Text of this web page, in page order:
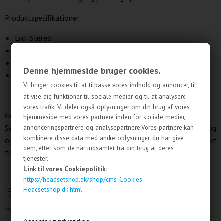
Denne hjemmeside bruger cookies.
Vi bruger cookies til at tilpasse vores indhold og annoncer, til
at vise dig funktioner til sociale medier og til at analysere
vores trafik. Vi deler også oplysninger om din brug af vores
hjemmeside med vores partnere inden for sociale medier,
annonceringspartnere og analysepartnere.Vores partnere kan
kombinere disse data med andre oplysninger, du har givet
dem, eller som de har indsamlet fra din brug af deres
tjenester.
Link til vores Cookiepolitik:
https://headsetshop.dk/shop/cms-Cookies--
Headsetshop.dk.html
Produktspecifikationer:
Lyd: Stereo
Anvendelse: Kontor medarbejderen
Gør din arbejdsdag mere produktiv og behagelig med EPOS -
Sennheiser IMPACT SC 60 USB ML. Bestil dit headset i dag og
oplev den fremragende lyd og komfort, som dette produkt
tilbyder.
Levering 1-3 dage